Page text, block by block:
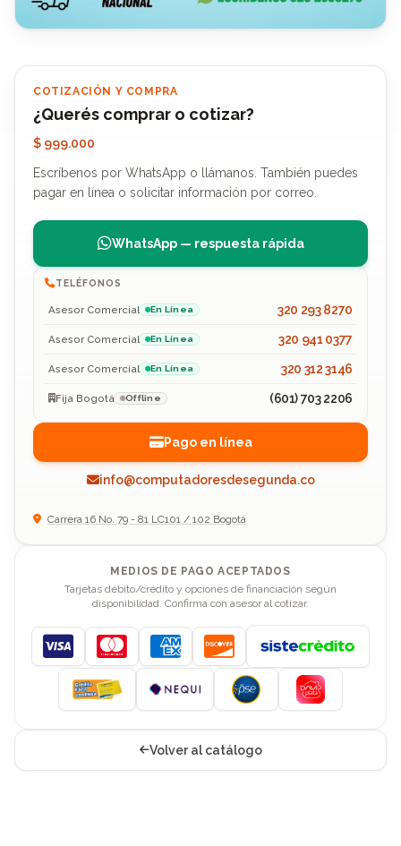
COTIZACIÓN Y COMPRA
¿Querés comprar o cotizar?
$ 999.000
Escríbenos por WhatsApp o llámanos. También puedes
pagar en línea o solicitar información por correo.
WhatsApp — respuesta rápida
TELÉFONOS
Asesor Comercial En Línea 320 293 8270
Asesor Comercial En Línea 320 941 0377
Asesor Comercial En Línea 320 312 3146
Fija Bogotá Offline (601) 703 2206
Pago en línea
info@computadoresdesegunda.co
Carrera 16 No. 79 - 81 LC101 / 102 Bogotá
MEDIOS DE PAGO ACEPTADOS
Tarjetas débito/crédito y opciones de financiación según
disponibilidad. Confirma con asesor al cotizar.
Visa MastercardAmerican Express
Discover
Volver al catálogo